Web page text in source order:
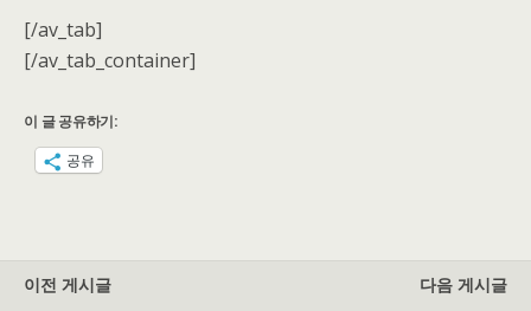
[/av_tab]
[/av_tab_container]
이 글 공유하기:
공유
이전 게시글
다음 게시글